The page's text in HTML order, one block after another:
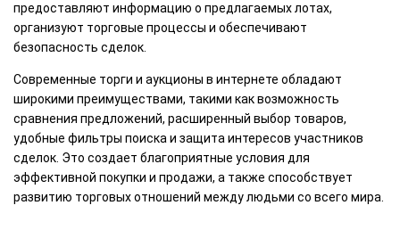
предоставляют информацию о предлагаемых лотах,
организуют торговые процессы и обеспечивают
безопасность сделок.
Современные торги и аукционы в интернете обладают
широкими преимуществами, такими как возможность
сравнения предложений, расширенный выбор товаров,
удобные фильтры поиска и защита интересов участников
сделок. Это создает благоприятные условия для
эффективной покупки и продажи, а также способствует
развитию торговых отношений между людьми со всего мира.